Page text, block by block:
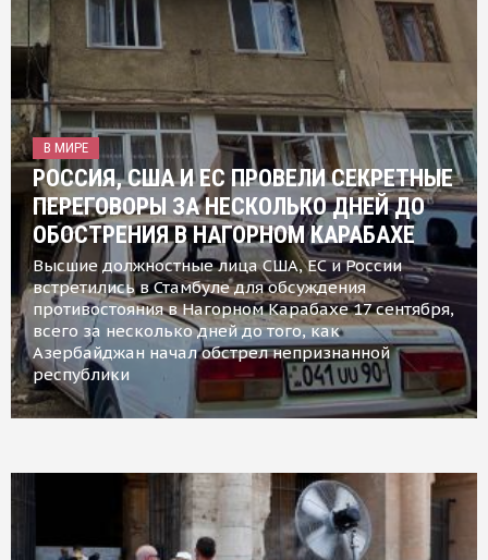
В МИРЕ
РОССИЯ, США И ЕС ПРОВЕЛИ СЕКРЕТНЫЕ
ПЕРЕГОВОРЫ ЗА НЕСКОЛЬКО ДНЕЙ ДО
ОБОСТРЕНИЯ В НАГОРНОМ КАРАБАХЕ
Высшие должностные лица США, ЕС и России
встретились в Стамбуле для обсуждения
противостояния в Нагорном Карабахе 17 сентября,
всего за несколько дней до того, как
Азербайджан начал обстрел непризнанной
республики